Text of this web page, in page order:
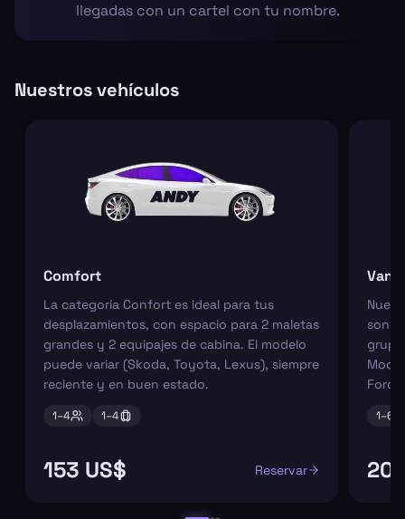
llegadas con un cartel con tu nombre.
Nuestros vehículos
Comfort
La categoría Confort es ideal para tus
desplazamientos, con espacio para 2 maletas
grandes y 2 equipajes de cabina. El modelo
puede variar (Skoda, Toyota, Lexus), siempre
reciente y en buen estado.
1–4 1–4
153 US$ Reservar
Van
son
Ford
1–6